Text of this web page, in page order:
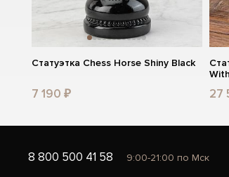
Статуэтка Chess Horse Shiny Black
7 190 ₽ 27
8 800 500 41 58 9:00-21:00 по Мск